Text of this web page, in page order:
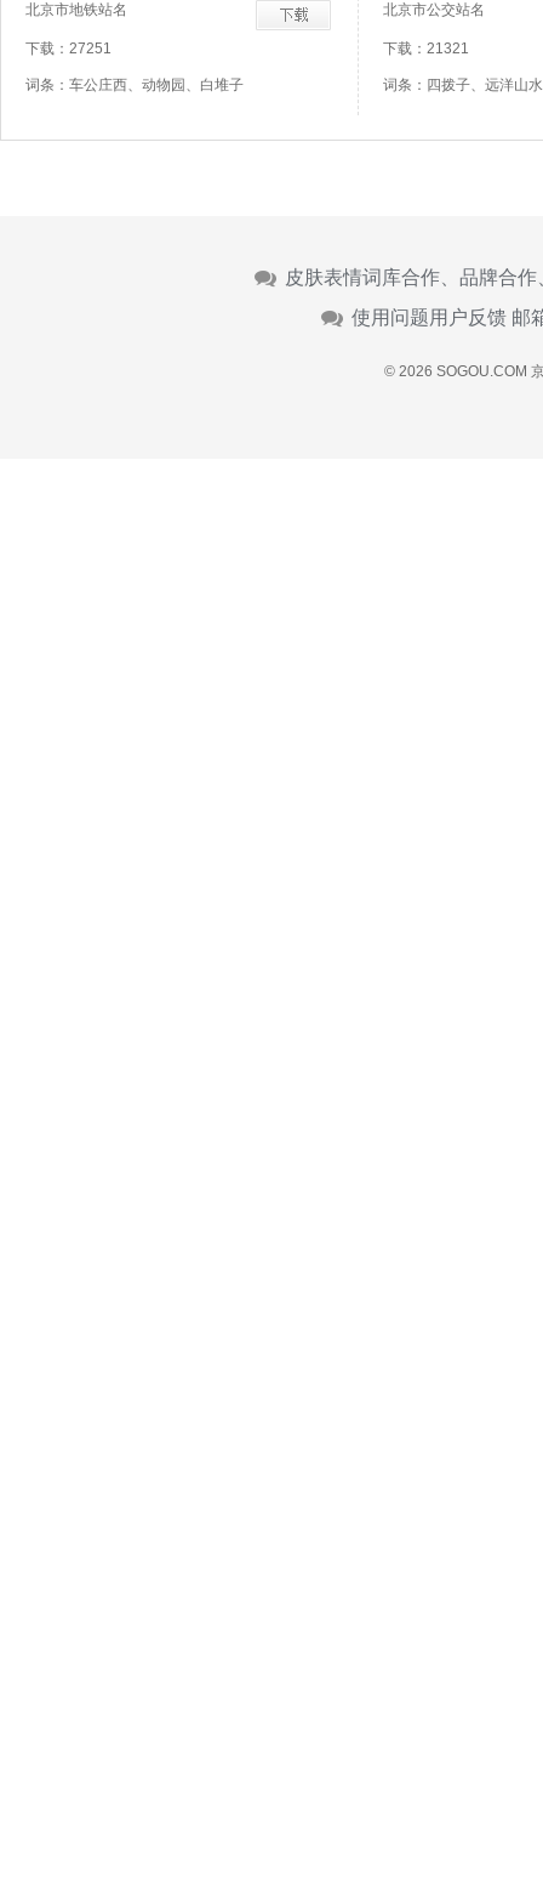
北京市地铁站名
下载：27251
词条：车公庄西、动物园、白堆子
北京市公交站名
下载：21321
词条：四拨子、远洋山
皮肤表情词库合作、品牌合
使用问题用户反馈 邮
© 2026 SOGOU.COM